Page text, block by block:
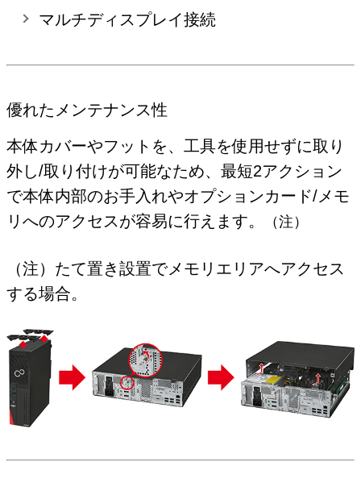
マルチディスプレイ接続
優れたメンテナンス性
本体カバーやフットを、工具を使用せずに取り
外し/取り付けが可能なため、最短2アクション
で本体内部のお手入れやオプションカード/メモ
リへのアクセスが容易に行えます。
（注）
（注）たて置き設置でメモリエリアへアクセス
する場合。